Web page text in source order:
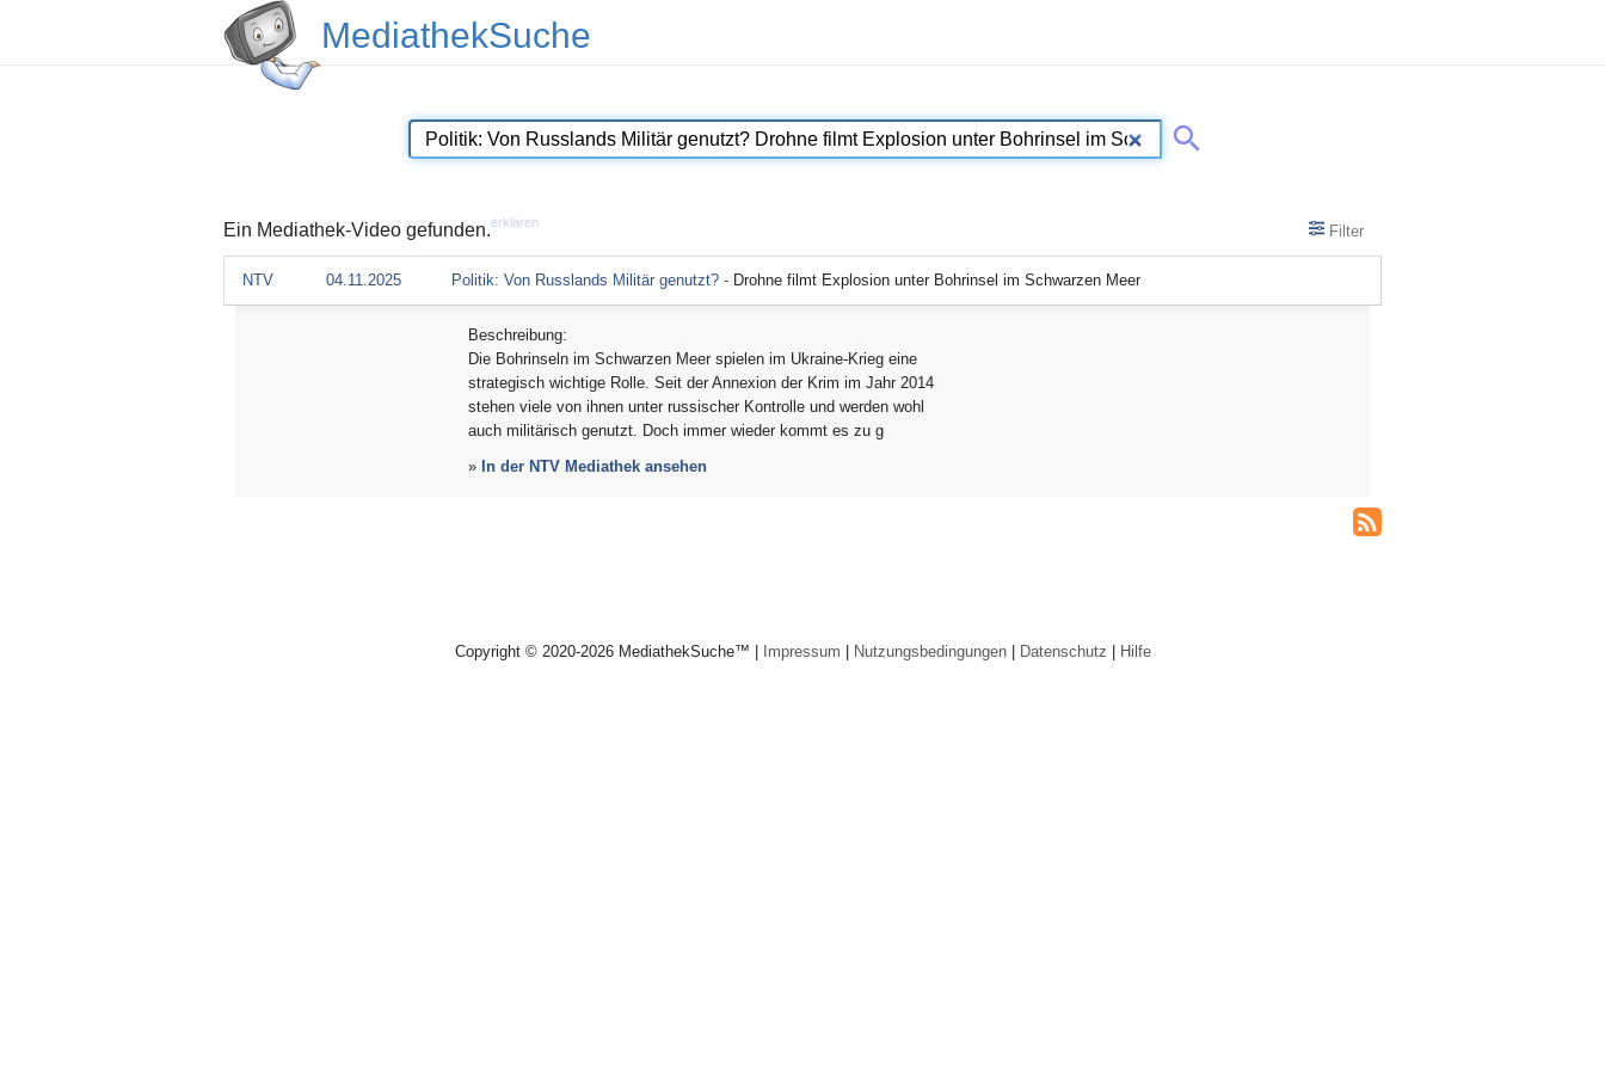
MediathekSuche
Ein Mediathek-Video gefunden.erklären Filter
NTV 04.11.2025 Politik: Von Russlands Militär genutzt? - Drohne filmt Explosion unter Bohrinsel im Schwarzen Meer
Beschreibung:
Die Bohrinseln im Schwarzen Meer spielen im Ukraine-Krieg eine
strategisch wichtige Rolle. Seit der Annexion der Krim im Jahr 2014
stehen viele von ihnen unter russischer Kontrolle und werden wohl
auch militärisch genutzt. Doch immer wieder kommt es zu g
» In der NTV Mediathek ansehen
Copyright © 2020-2026 MediathekSuche™ | Impressum | Nutzungsbedingungen| Datenschutz | Hilfe